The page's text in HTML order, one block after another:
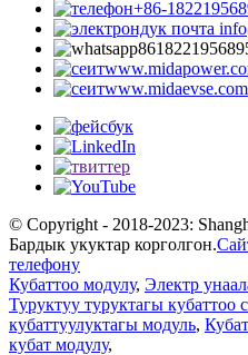
+86-
www.midaevse.com
© Copyright - 2018-2023:
Бардык укуктар корголгон.
телефону
Кубаттоо модулу, Электр
Туруктуу туруктагы кубаттоо
кубаттуулуктагы модуль,
кубат модулу,